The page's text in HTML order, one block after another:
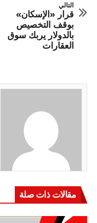
التالي
قرار «الإسكان»
بوقف التخصيص
بالدولار يربك سوق
العقارات
مقالات ذات صلة